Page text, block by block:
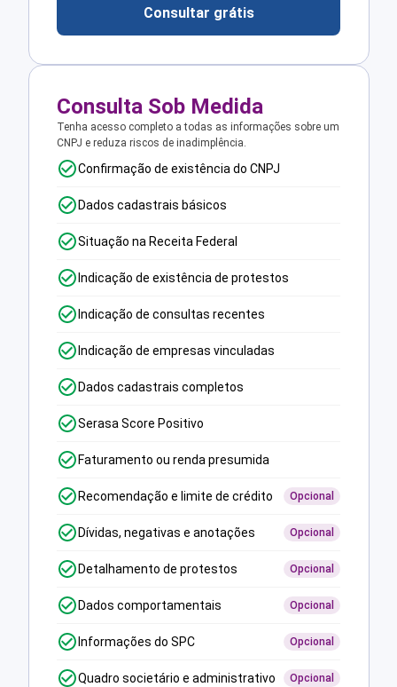
Consultar grátis
Consulta Sob Medida
Tenha acesso completo a todas as informações sobre um
CNPJ e reduza riscos de inadimplência.
Confirmação de existência do CNPJ
Dados cadastrais básicos
Situação na Receita Federal
Indicação de existência de protestos
Indicação de consultas recentes
Indicação de empresas vinculadas
Dados cadastrais completos
Serasa Score Positivo
Faturamento ou renda presumida
Recomendação e limite de crédito Opcional
Dívidas, negativas e anotações Opcional
Detalhamento de protestos Opcional
Dados comportamentais Opcional
Informações do SPC Opcional
Quadro societário e administrativo Opcional